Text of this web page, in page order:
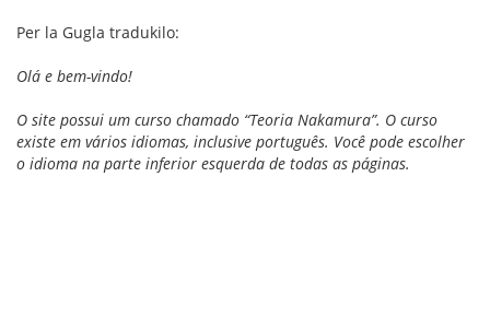
Per la Gugla tradukilo:
Olá e bem-vindo!
O site possui um curso chamado “Teoria Nakamura”. O curso
existe em vários idiomas, inclusive português. Você pode escolher
o idioma na parte inferior esquerda de todas as páginas.